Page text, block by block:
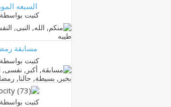
السبعه
كتبت بواسطة
مسابقة
كتبت بواسطة
كتبت بواسطة